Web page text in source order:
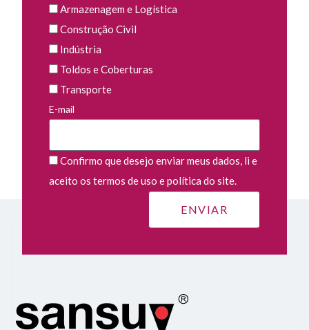
Armazenagem e Logística
Construção Civil
Indústria
Toldos e Coberturas
Transporte
E-mail
Confirmo que desejo enviar meus dados, li e
aceito os termos de uso e política do site.